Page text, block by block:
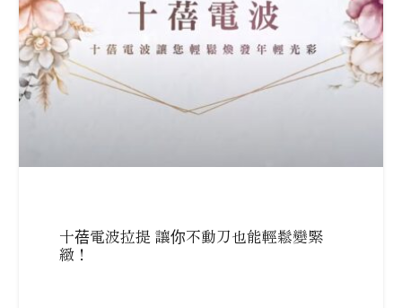
十蓓電波拉提 讓你不動刀也能輕鬆變緊
緻！